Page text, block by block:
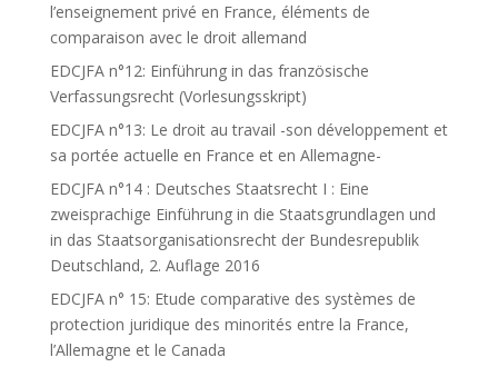
l’enseignement privé en France, éléments de
comparaison avec le droit allemand
EDCJFA n°12: Einführung in das französische
Verfassungsrecht (Vorlesungsskript)
EDCJFA n°13: Le droit au travail -son développement et
sa portée actuelle en France et en Allemagne-
EDCJFA n°14 : Deutsches Staatsrecht I : Eine
zweisprachige Einführung in die Staatsgrundlagen und
in das Staatsorganisationsrecht der Bundesrepublik
Deutschland, 2. Auflage 2016
EDCJFA n° 15: Etude comparative des systèmes de
protection juridique des minorités entre la France,
l’Allemagne et le Canada